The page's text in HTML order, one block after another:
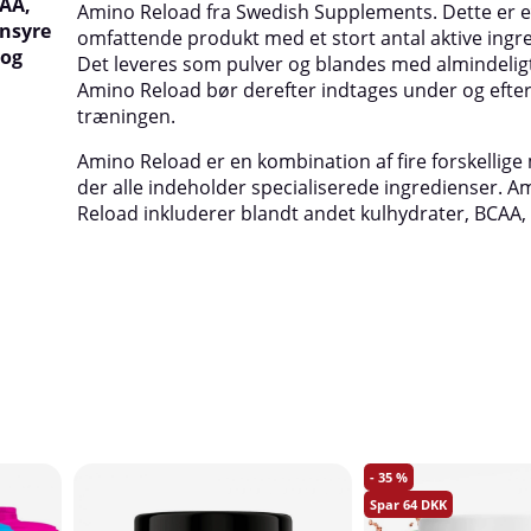
Amino Reload fra Swedish Supplements. Dette er
omfattende produkt med et stort antal aktive
Det leveres som pulver og blandes med
Amino Reload bør derefter indtages under og efter
træningen.
Amino Reload er en kombination af fire forskellige
der alle indeholder specialiserede ingredienser.
Reload inkluderer blandt andet kulhydrater, BCAA,
35
64